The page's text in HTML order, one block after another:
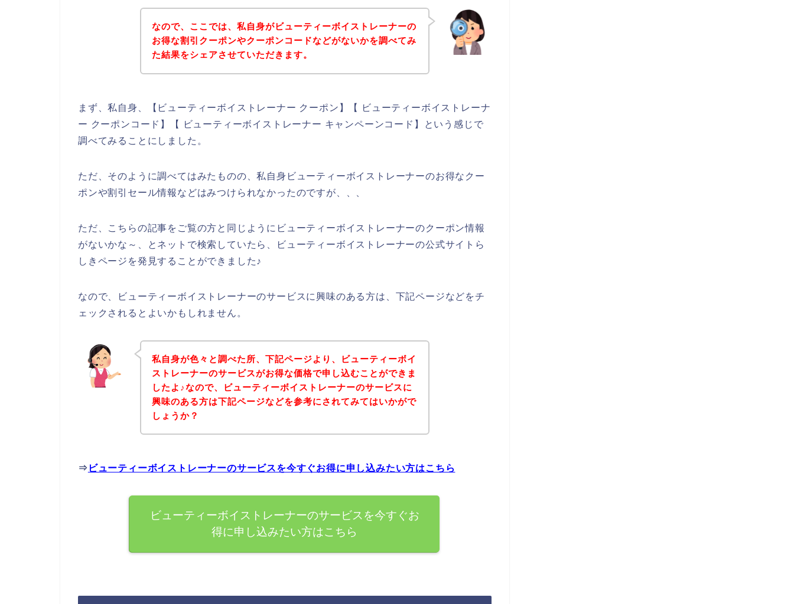
なので、ここでは、私自身がビューティーボイストレーナーの
お得な割引クーポンやクーポンコードなどがないかを調べてみ
た結果をシェアさせていただきます。
まず、私自身、【ビューティーボイストレーナー クーポン】【 ビューティーボイストレーナ
ー クーポンコード】【 ビューティーボイストレーナー キャンペーンコード】という感じで
調べてみることにしました。
ただ、そのように調べてはみたものの、私自身ビューティーボイストレーナーのお得なクー
ポンや割引セール情報などはみつけられなかったのですが、、、
ただ、こちらの記事をご覧の方と同じようにビューティーボイストレーナーのクーポン情報
がないかな～、とネットで検索していたら、ビューティーボイストレーナーの公式サイトら
しきページを発見することができました♪
なので、ビューティーボイストレーナーのサービスに興味のある方は、下記ページなどをチ
ェックされるとよいかもしれません。
私自身が色々と調べた所、下記ページより、ビューティーボイ
ストレーナーのサービスがお得な価格で申し込むことができま
したよ♪なので、ビューティーボイストレーナーのサービスに
興味のある方は下記ページなどを参考にされてみてはいかがで
しょうか？
⇒ ビューティーボイストレーナーのサービスを今すぐお得に申し込みたい方はこちら
ビューティーボイストレーナーのサービスを今すぐお
得に申し込みたい方はこちら